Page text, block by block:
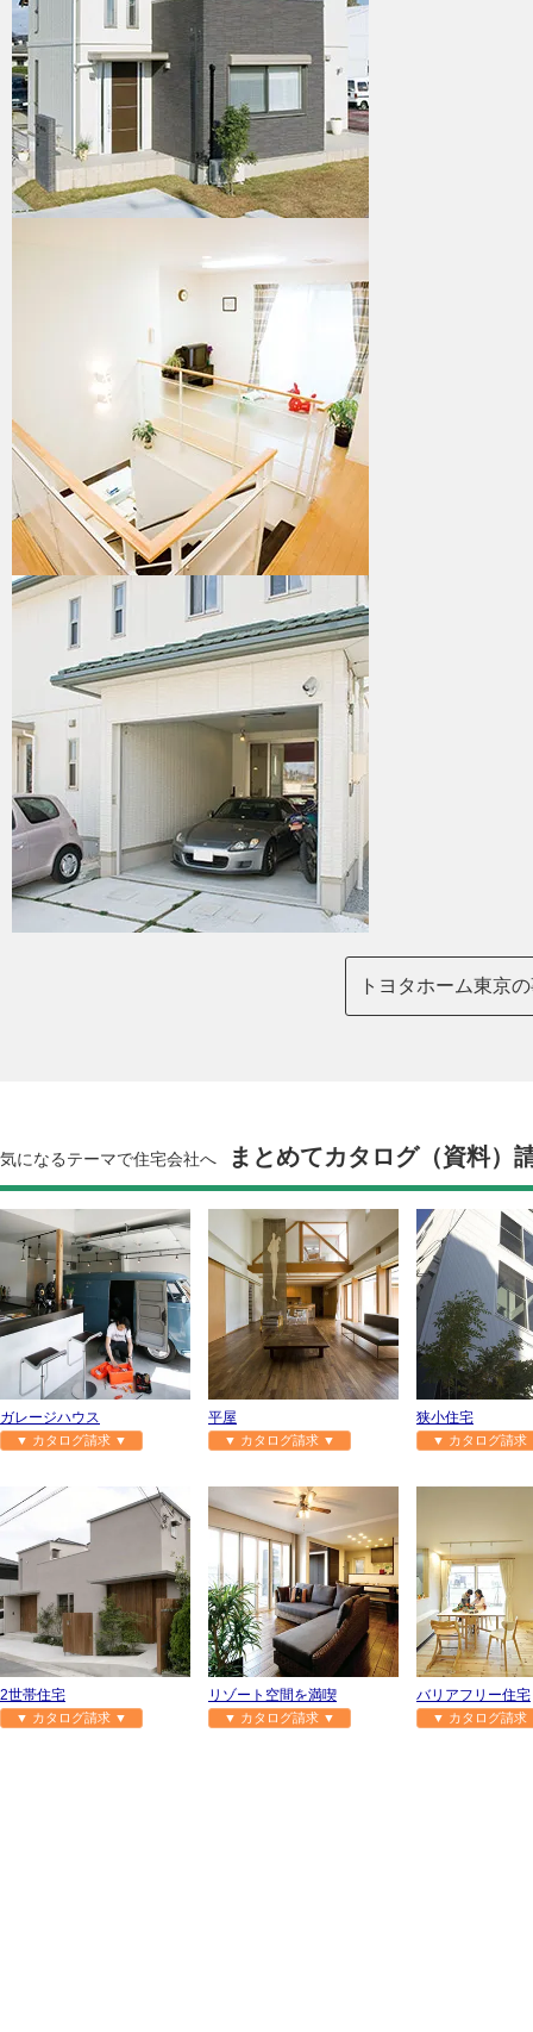
トヨタホーム東京
気になるテーマで住宅会社へ まとめてカタログ（資料）
ガレージハウス
▼ カタログ請求 ▼
平屋
▼ カタログ請求 ▼
狭小住宅
▼ カタログ請
2世帯住宅
▼ カタログ請求 ▼
リゾート空間を満喫
▼ カタログ請求 ▼
バリアフリー住宅
▼ カタログ請